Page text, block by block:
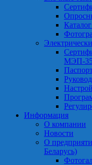
МЭП-
Информация
О компании
Новости
О
Беларусь)